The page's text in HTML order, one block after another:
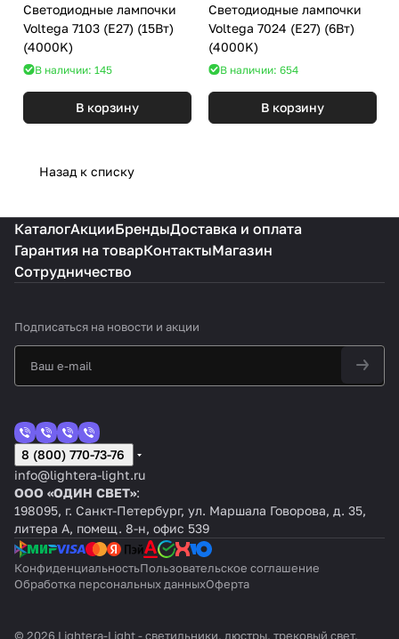
Светодиодные лампочки
Voltega 7103 (E27) (15Вт)
(4000K)
В наличии: 145
В корзину
Светодиодные лампочки
Voltega 7024 (E27) (6Вт)
(4000K)
В наличии: 654
В корзину
Назад к списку
КаталогАкцииБрендыДоставка и оплата
Гарантия на товарКонтактыМагазин
Сотрудничество
Подписаться на новости и акции
8 (800) 770-73-76
info@lightera-light.ru
ООО «ОДИН СВЕТ»:
198095, г. Санкт-Петербург, ул. Маршала Говорова, д. 35,
литера А, помещ. 8-н, офис 539
КонфиденциальностьПользовательское соглашение
Обработка персональных данныхОферта
© 2026 Lightera-Light - светильники, люстры, трековый свет,